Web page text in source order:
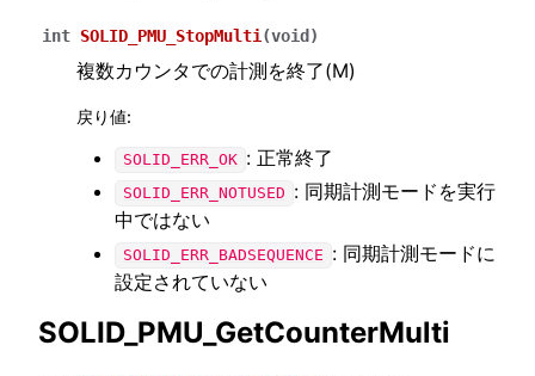
int SOLID_PMU_StopMulti (void )
複数カウンタでの計測を終了(M)
戻り値:
SOLID_ERR_OK : 正常終了
SOLID_ERR_NOTUSED : 同期計測モードを実行
中ではない
SOLID_ERR_BADSEQUENCE : 同期計測モードに
設定されていない
SOLID_PMU_GetCounterMulti